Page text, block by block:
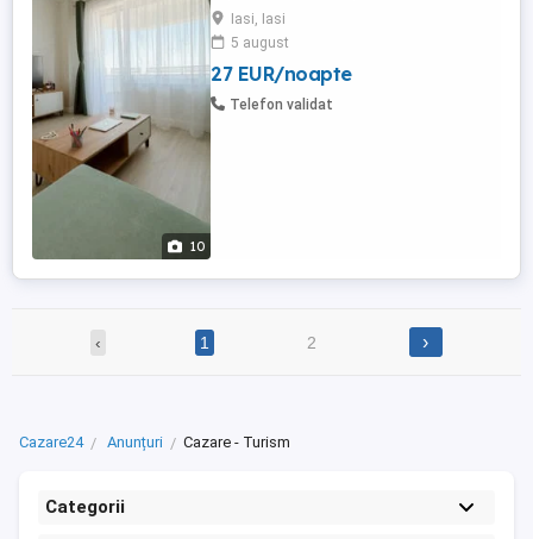
10
locațiile noastre dotate și pregătite spre a
te găzdui pe tine sau pe amicii tai. Prețuri
începând de la 120 de lei noapte, în
funcție de locație, numărul de persoane și
de durata șederii. Mai multe detalii ...
Iasi, Iasi
5 august
27 EUR/noapte
Telefon validat
‹ 1 2 ›
Cazare24 Anunțuri Cazare - Turism
Categorii